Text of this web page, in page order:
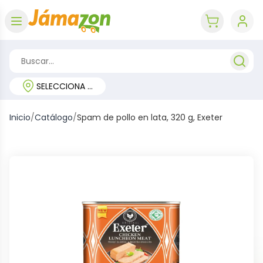
SELECCIONA TU REGIÓN
Inicio/Catálogo/Spam de pollo en lata, 320 g, Exeter